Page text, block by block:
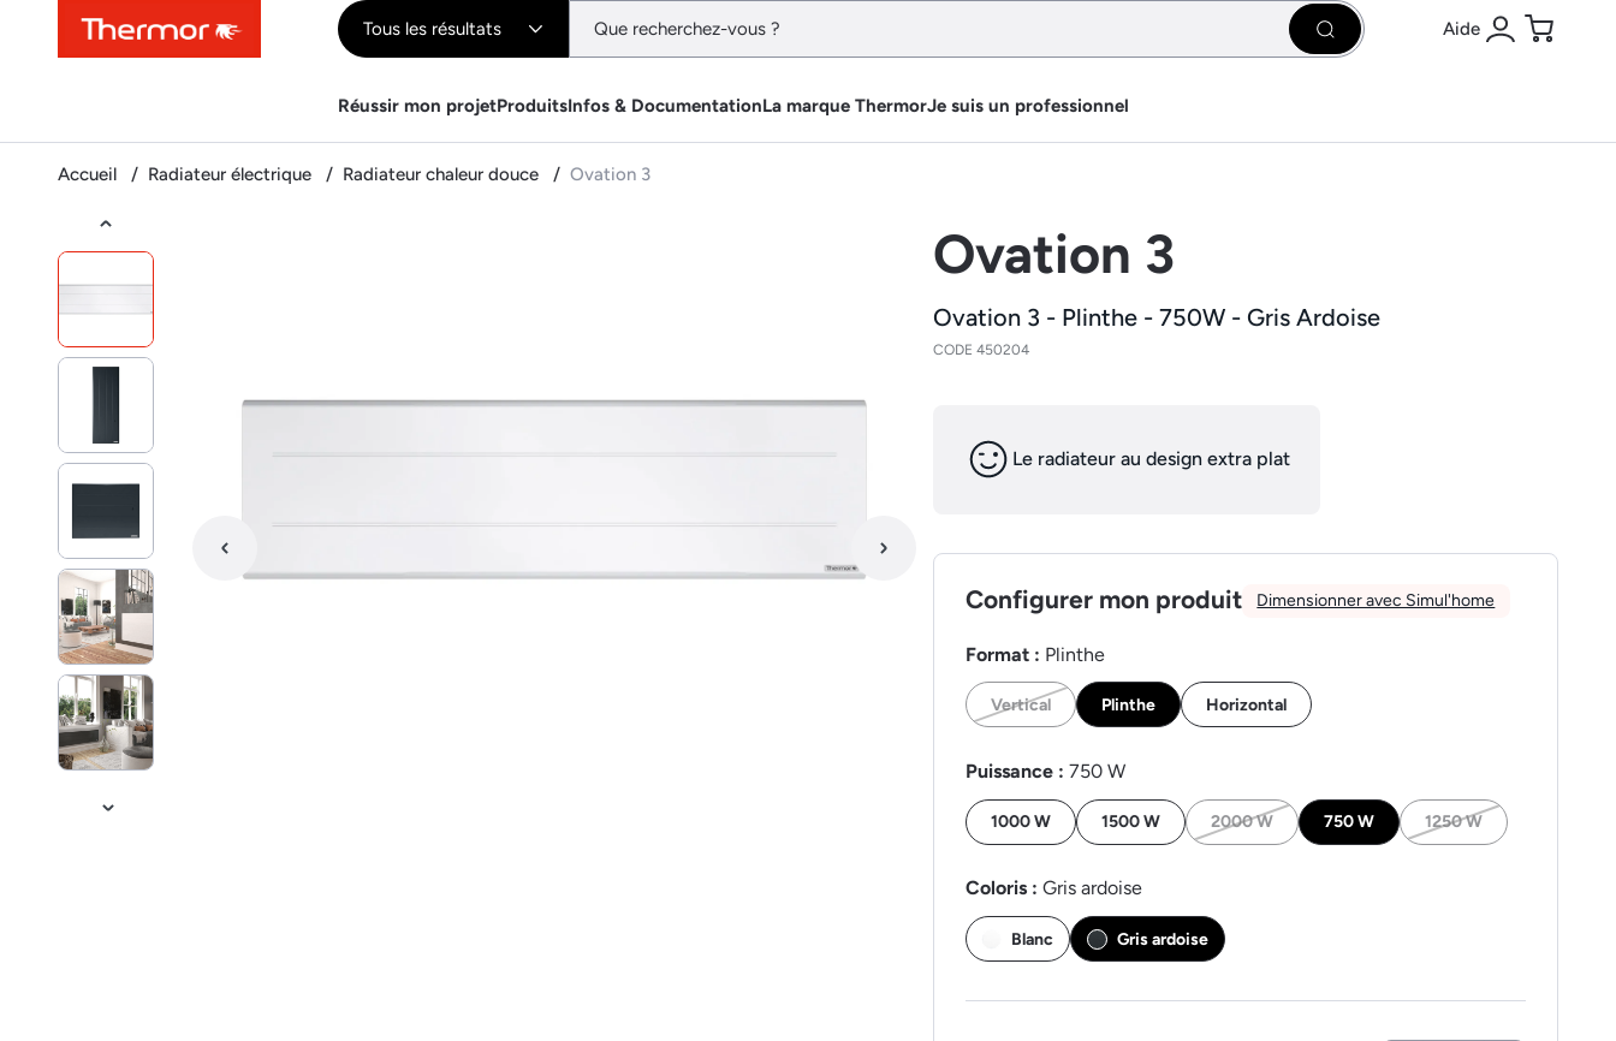
ContenuMenuRecherche Tous les résultats Rechercher Aide
Se connecter
Panier
Réussir mon projetProduitsInfos & DocumentationLa marque ThermorJe suis un professionnel
Accueil Radiateur électrique Radiateur chaleur douce Ovation 3
Ovation 3
Ovation 3 - Plinthe - 750W - Gris Ardoise
CODE 450204
Le radiateur au design extra plat
Configurer mon produit Dimensionner avec Simul'home
Format : Plinthe
Vertical Plinthe Horizontal
Puissance : 750 W
1000 W 1500 W 2000 W 750 W 1250 W
Coloris : Gris ardoise
Blanc Gris ardoise